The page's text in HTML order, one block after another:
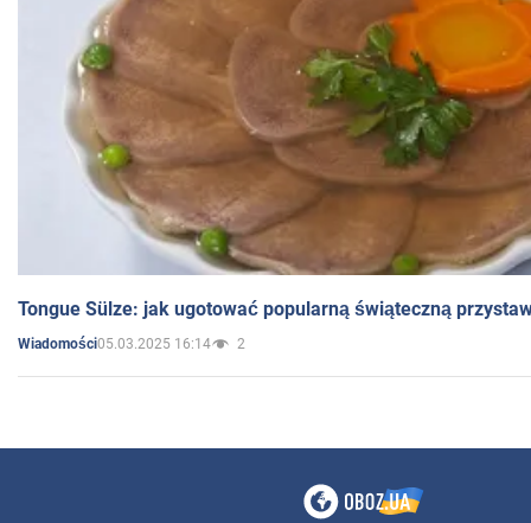
Tongue Sülze: jak ugotować popularną świąteczną
Wiadomości05.03.2025 16:14 2